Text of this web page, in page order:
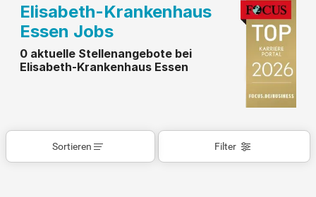
Elisabeth-Krankenhaus
Essen Jobs
0 aktuelle Stellenangebote bei
Elisabeth-Krankenhaus Essen
Filter
Sortieren